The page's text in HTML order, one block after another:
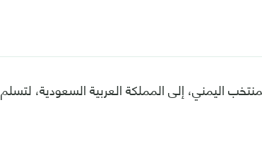
اليمني، إلى المملكة العربية السعودية، لتسلم